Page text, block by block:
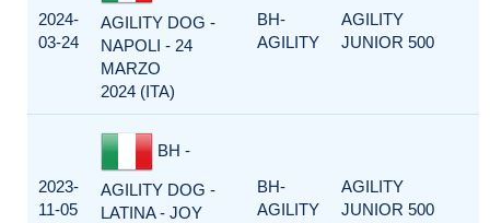
2024-
03-24
AGILITY DOG -
NAPOLI - 24
MARZO
2024 (ITA)
BH-
AGILITY
AGILITY
JUNIOR 500
2023-
11-05
BH -
AGILITY DOG -
LATINA - JOY
BH-
AGILITY
AGILITY
JUNIOR 500